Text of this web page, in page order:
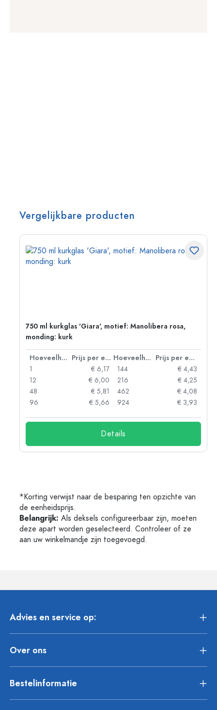
Vergelijkbare producten
750 ml kurkglas 'Giara', motief: Manolibera rosa,
monding: kurk
Hoeveelheid Prijs per eenheid Hoeveelheid
Prijs per eenheid
1
€ 6,17
12
€ 6,00
48
€ 5,81
96
€ 5,66
144
€ 4,43
216
€ 4,25
462
€ 4,08
924
€ 3,93
Details
*Korting verwijst naar de besparing ten opzichte van
de eenheidsprijs.
Belangrijk: Als deksels configureerbaar zijn, moeten
deze apart worden geselecteerd. Controleer of ze
aan uw winkelmandje zijn toegevoegd.
Advies en service op:
Over ons
Bestelinformatie